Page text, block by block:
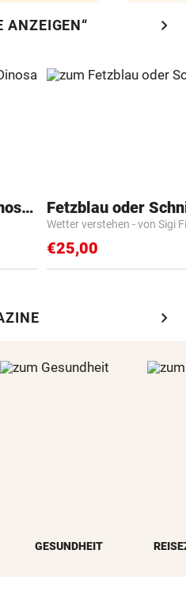
ANZEIGEN“ chevron_right
Malen nach Zahlen Dinosaurier Fetzblau oder
Wetter verstehen - von Sigi
€25,00
chevron_right
GESUNDHEIT